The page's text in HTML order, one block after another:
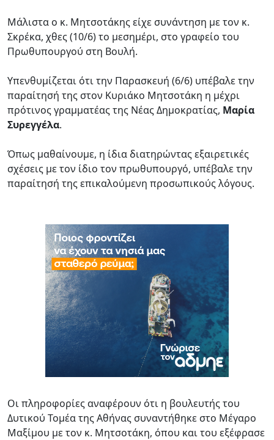
Μάλιστα ο κ. Μητσοτάκης είχε συνάντηση με τον κ.
Σκρέκα, χθες (10/6) το μεσημέρι, στο γραφείο του
Πρωθυπουργού στη Βουλή.
Υπενθυμίζεται ότι την Παρασκευή (6/6) υπέβαλε την
παραίτησή της στον Κυριάκο Μητσοτάκη η μέχρι
πρότινος γραμματέας της Νέας Δημοκρατίας, Μαρία
Συρεγγέλα.
Όπως μαθαίνουμε, η ίδια διατηρώντας εξαιρετικές
σχέσεις με τον ίδιο τον πρωθυπουργό, υπέβαλε την
παραίτησή της επικαλούμενη προσωπικούς λόγους.
Οι πληροφορίες αναφέρουν ότι η βουλευτής του
Δυτικού Τομέα της Αθήνας συναντήθηκε στο Μέγαρο
Μαξίμου με τον κ. Μητσοτάκη, όπου και του εξέφρασε